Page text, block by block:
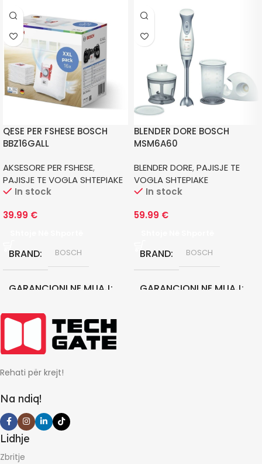
QESE PER FSHESE BOSCH
BBZ16GALL
AKSESORE PER FSHESE,
PAJISJE TE VOGLA SHTEPIAKE
In stock
39.99 €
BRAND BOSCH
GARANCIONI NE MUAJ
24
BLENDER DORE BOSCH
MSM6A60
BLENDER DORE,PAJISJE TE
VOGLA SHTEPIAKE
In stock
59.99 €
BRAND BOSCH
GARANCIONI NE MUAJ
Rehati për krejt!
Na ndiq!
Lidhje
Zbritje